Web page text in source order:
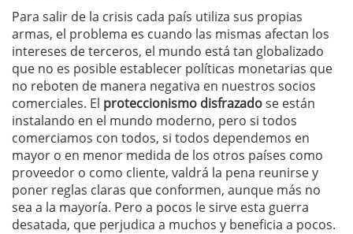
Para salir de la crisis cada país utiliza sus propias
armas, el problema es cuando las mismas afectan los
intereses de terceros, el mundo está tan globalizado
que no es posible establecer políticas monetarias que
no reboten de manera negativa en nuestros socios
comerciales. El proteccionismo disfrazadose están
instalando en el mundo moderno, pero si todos
comerciamos con todos, si todos dependemos en
mayor o en menor medida de los otros países como
proveedor o como cliente, valdrá la pena reunirse y
poner reglas claras que conformen, aunque más no
sea a la mayoría. Pero a pocos le sirve esta guerra
desatada, que perjudica a muchos y beneficia a pocos.